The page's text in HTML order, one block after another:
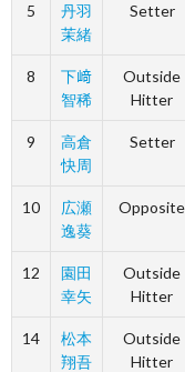
5
丹羽
茉緒
Setter
8
下﨑
智稀
Outside
Hitter
9
高倉
快周
Setter
10
広瀬
逸葵
Opposite
12
園田
幸矢
Outside
Hitter
14
松本
翔吾
Outside
Hitter